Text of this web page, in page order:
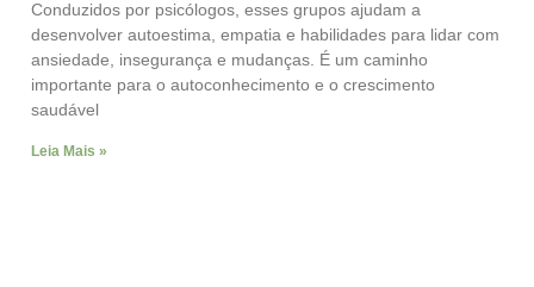
Conduzidos por psicólogos, esses grupos ajudam a
desenvolver autoestima, empatia e habilidades para lidar com
ansiedade, insegurança e mudanças. É um caminho
importante para o autoconhecimento e o crescimento
saudável
Leia Mais »